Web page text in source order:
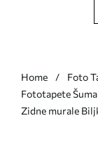
Home Foto
Fototapete
Zidne murale